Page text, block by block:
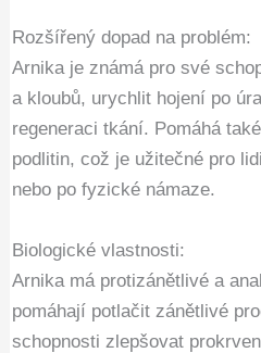
Rozšířený dopad na problém:
Arnika je známá pro své
a kloubů, urychlit hojení po
regeneraci tkání. Pomáhá
podlitin, což je užitečné pro
nebo po fyzické námaze.
Biologické vlastnosti:
Arnika má protizánětlivé a
pomáhají potlačit zánětlivé
schopnosti zlepšovat